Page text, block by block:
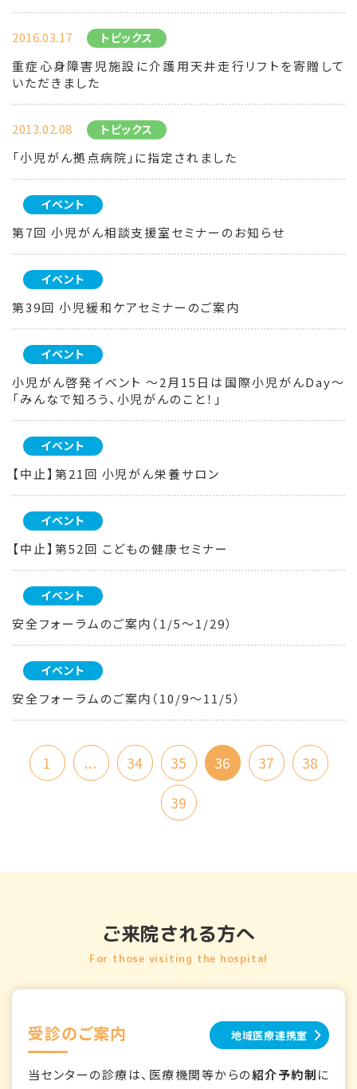
2016.03.17 トピックス
重症心身障害児施設に介護用天井走行リフトを寄贈して
いただきました
2013.02.08 トピックス
「小児がん拠点病院」に指定されました
イベント
第7回 小児がん相談支援室セミナーのお知らせ
イベント
第39回 小児緩和ケアセミナーのご案内
イベント
小児がん啓発イベント ～2月15日は国際小児がんDay～
「みんなで知ろう、小児がんのこと！」
イベント
【中止】第21回 小児がん栄養サロン
イベント
【中止】第52回 こどもの健康セミナー
イベント
安全フォーラムのご案内（1/5～1/29）
イベント
安全フォーラムのご案内（10/9～11/5）
1 ... 34 35 36 37
38
39
ご来院される方へ
For those visiting the hospital
受診のご案内 地域医療連携室
当センターの診療は、医療機関等からの紹介予約制に